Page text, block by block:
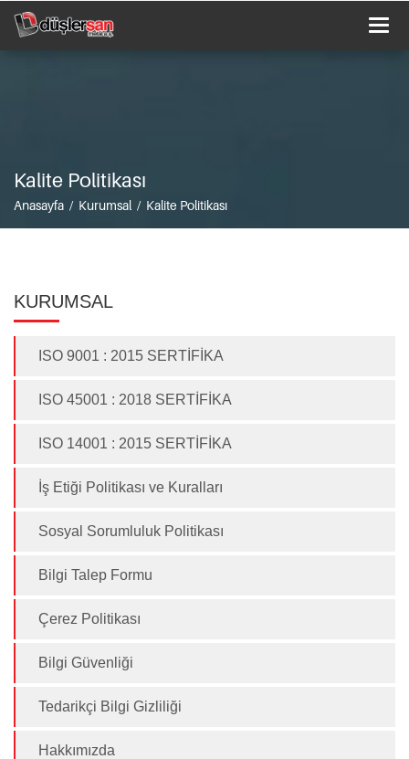
Kalite Politikası
Anasayfa / Kurumsal / Kalite Politikası
KURUMSAL
ISO 9001 : 2015 SERTİFİKA
ISO 45001 : 2018 SERTİFİKA
ISO 14001 : 2015 SERTİFİKA
İş Etiği Politikası ve Kuralları
Sosyal Sorumluluk Politikası
Bilgi Talep Formu
Çerez Politikası
Bilgi Güvenliği
Tedarikçi Bilgi Gizliliği
Hakkımızda